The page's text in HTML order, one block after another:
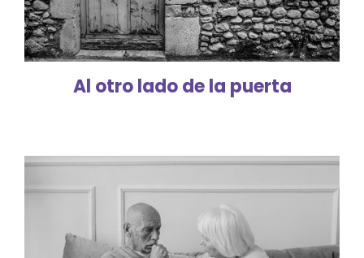
Al otro lado de la puerta